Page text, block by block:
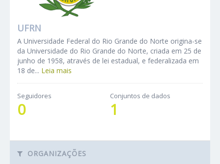
UFRN
A Universidade Federal do Rio Grande do Norte origina-se
da Universidade do Rio Grande do Norte, criada em 25 de
junho de 1958, através de lei estadual, e federalizada em
18 de... Leia mais
Seguidores
0
Conjuntos de dados
1
ORGANIZAÇÕES